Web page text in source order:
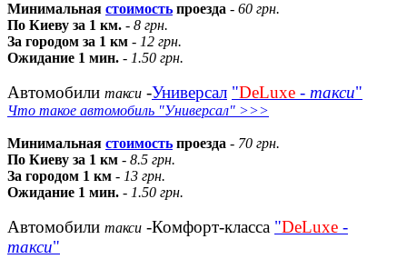
Минимальная стоимость проезда - 60 грн.
По Киеву за 1 км. - 8 грн.
За городом за 1 км - 12 грн.
Ожидание 1 мин. - 1.50 грн.
Автомобили такси -Универсал "DeLuxe - такси"
Что такое автомобиль "Универсал" >>>
Минимальная стоимость проезда - 70 грн.
По Киеву за 1 км - 8.5 грн.
За городом 1 км - 13 грн.
Ожидание 1 мин. - 1.50 грн.
Автомобили такси -Комфорт-класса "DeLuxe -
такси"